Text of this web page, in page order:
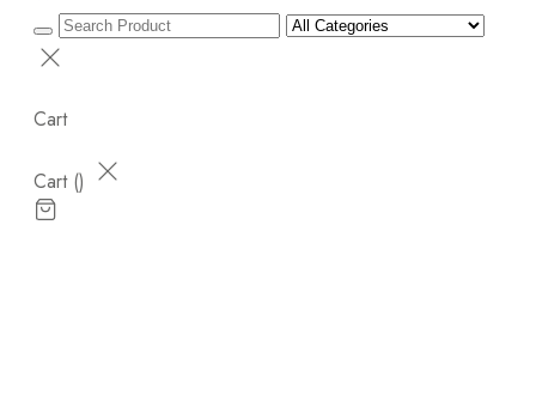
Cart
Cart ()